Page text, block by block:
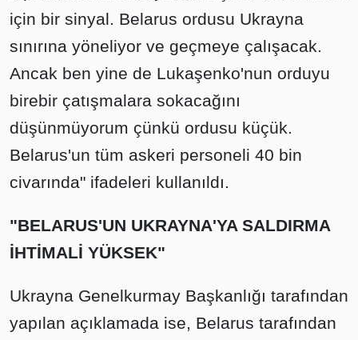
için bir sinyal. Belarus ordusu Ukrayna
sınırına yöneliyor ve geçmeye çalışacak.
Ancak ben yine de Lukaşenko'nun orduyu
birebir çatışmalara sokacağını
düşünmüyorum çünkü ordusu küçük.
Belarus'un tüm askeri personeli 40 bin
civarında" ifadeleri kullanıldı.
"BELARUS'UN UKRAYNA'YA SALDIRMA
İHTİMALİ YÜKSEK"
Ukrayna Genelkurmay Başkanlığı tarafından
yapılan açıklamada ise, Belarus tarafından